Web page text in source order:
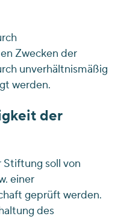
Zwecken der
unverhältnismäßig
werden.
der
Stiftung soll von
einer
geprüft werden.
des